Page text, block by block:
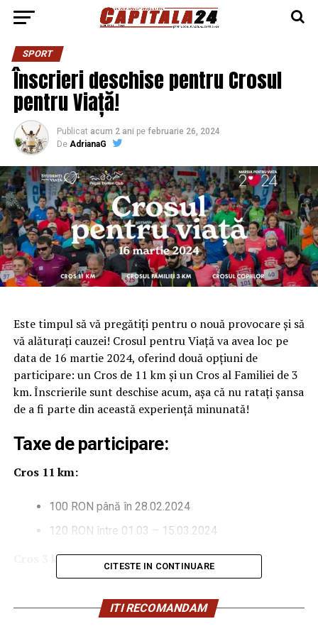
SPORT
Înscrieri deschise pentru Crosul
pentru Viață!
Publicat acum 2 ani pe februarie 26, 2024
De AdrianaG
Este timpul să vă pregătiți pentru o nouă provocare și să
vă alăturați cauzei! Crosul pentru Viață va avea loc pe
data de 16 martie 2024, oferind două opțiuni de
participare: un Cros de 11 km și un Cros al Familiei de 3
km. Înscrierile sunt deschise acum, așa că nu ratați șansa
de a fi parte din această experiență minunată!
Taxe de participare:
Cros 11 km:
100 RON până în 28.02.2024
120 RON între 01.03 – 15.03.2024
Cros 3 km:
70 RON între 01.03 – 15.03.2024
CITESTE IN CONTINUARE
ITI RECOMANDAM